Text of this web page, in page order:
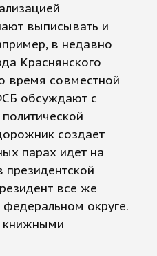
выписывать и
в недавно
Краснянского
время совместной
обсуждают с
создает
парах идет на
все же
округе.
книжными